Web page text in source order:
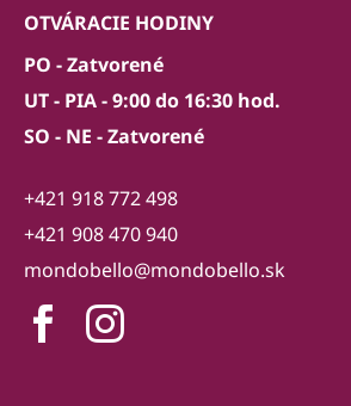
OTVÁRACIE HODINY
PO - Zatvorené
UT - PIA - 9:00 do 16:30 hod.
SO - NE - Zatvorené
+421 918 772 498
+421 908 470 940
mondobello@mondobello.sk